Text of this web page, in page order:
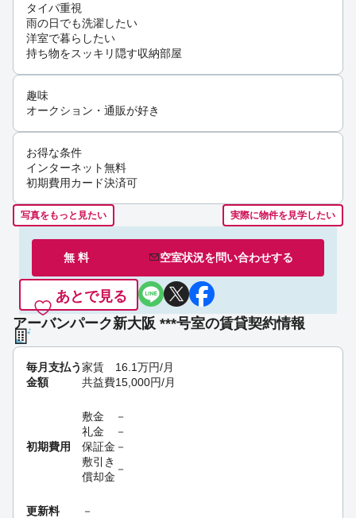
タイパ重視
雨の日でも洗濯したい
洋室で暮らしたい
持ち物をスッキリ隠す収納部屋
趣味
オークション・通販が好き
お得な条件
インターネット無料
初期費用カード決済可
写真をもっと見たい 実際に物件を見学したい
無 料 空室状況を問い合わせする
あとで見る
アーバンパーク新大阪 ***号室の賃貸契約情報
毎月支払う
金額
家賃 16.1万円/月
共益費15,000円/月
初期費用
敷金
－
礼金
－
保証金 －
敷引き
償却金
－
更新料 －